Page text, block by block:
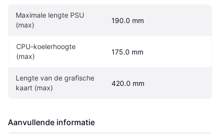
Maximale lengte PSU
(max)
190.0 mm
CPU-koelerhoogte
(max)
175.0 mm
Lengte van de grafische
kaart (max)
420.0 mm
Aanvullende informatie